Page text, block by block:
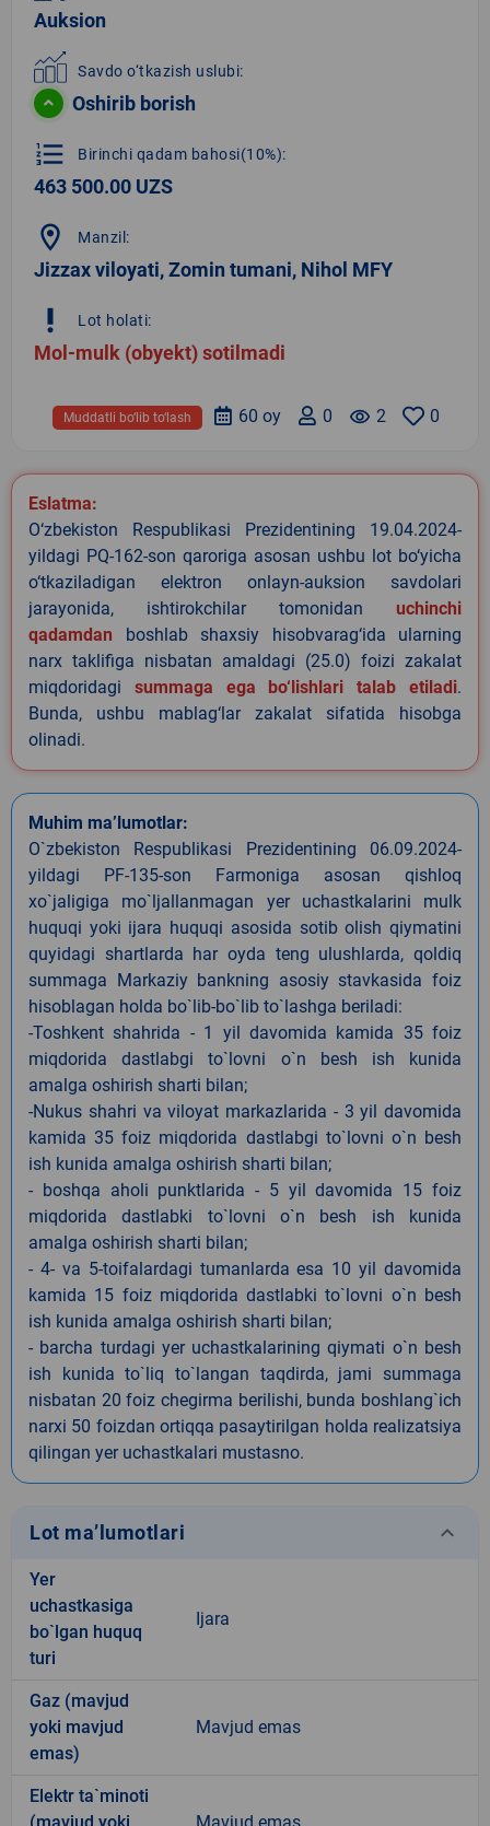
Auksion
Savdo o‘tkazish uslubi:
Oshirib borish
format_list_numbered Birinchi qadam bahosi(10%):
463 500.00 UZS
location_on Manzil:
Jizzax viloyati, Zomin tumani, Nihol MFY
priority_high Lot holati:
Mol-mulk (obyekt) sotilmadi
0
remove_red_eye 2
0
60 oy
Muddatli bo‘lib to‘lash
Eslatma:
O‘zbekiston Respublikasi Prezidentining 19.04.2024-
yildagi PQ-162-son qaroriga asosan ushbu lot bo‘yicha
o‘tkaziladigan elektron onlayn-auksion savdolari
jarayonida, ishtirokchilar tomonidan uchinchi
qadamdan boshlab shaxsiy hisobvarag‘ida ularning
narx taklifiga nisbatan amaldagi (25.0) foizi zakalat
miqdoridagi summaga ega bo‘lishlari talab etiladi.
Bunda, ushbu mablag‘lar zakalat sifatida hisobga
olinadi.
Muhim ma’lumotlar:
O`zbekiston Respublikasi Prezidentining 06.09.2024-
yildagi PF-135-son Farmoniga asosan qishloq
xo`jaligiga mo`ljallanmagan yer uchastkalarini mulk
huquqi yoki ijara huquqi asosida sotib olish qiymatini
quyidagi shartlarda har oyda teng ulushlarda, qoldiq
summaga Markaziy bankning asosiy stavkasida foiz
hisoblagan holda bo`lib-bo`lib to`lashga beriladi:
-Toshkent shahrida - 1 yil davomida kamida 35 foiz
miqdorida dastlabgi to`lovni o`n besh ish kunida
amalga oshirish sharti bilan;
-Nukus shahri va viloyat markazlarida - 3 yil davomida
kamida 35 foiz miqdorida dastlabgi to`lovni o`n besh
ish kunida amalga oshirish sharti bilan;
- boshqa aholi punktlarida - 5 yil davomida 15 foiz
miqdorida dastlabki to`lovni o`n besh ish kunida
amalga oshirish sharti bilan;
- 4- va 5-toifalardagi tumanlarda esa 10 yil davomida
kamida 15 foiz miqdorida dastlabki to`lovni o`n besh
ish kunida amalga oshirish sharti bilan;
- barcha turdagi yer uchastkalarining qiymati o`n besh
ish kunida to`liq to`langan taqdirda, jami summaga
nisbatan 20 foiz chegirma berilishi, bunda boshlang`ich
narxi 50 foizdan ortiqqa pasaytirilgan holda realizatsiya
qilingan yer uchastkalari mustasno.
Lot ma’lumotlari keyboard_arrow_down
Yer
uchastkasiga
bo`lgan huquq
turi
Ijara
Gaz (mavjud
yoki mavjud
emas)
Mavjud emas
Elektr ta`minoti